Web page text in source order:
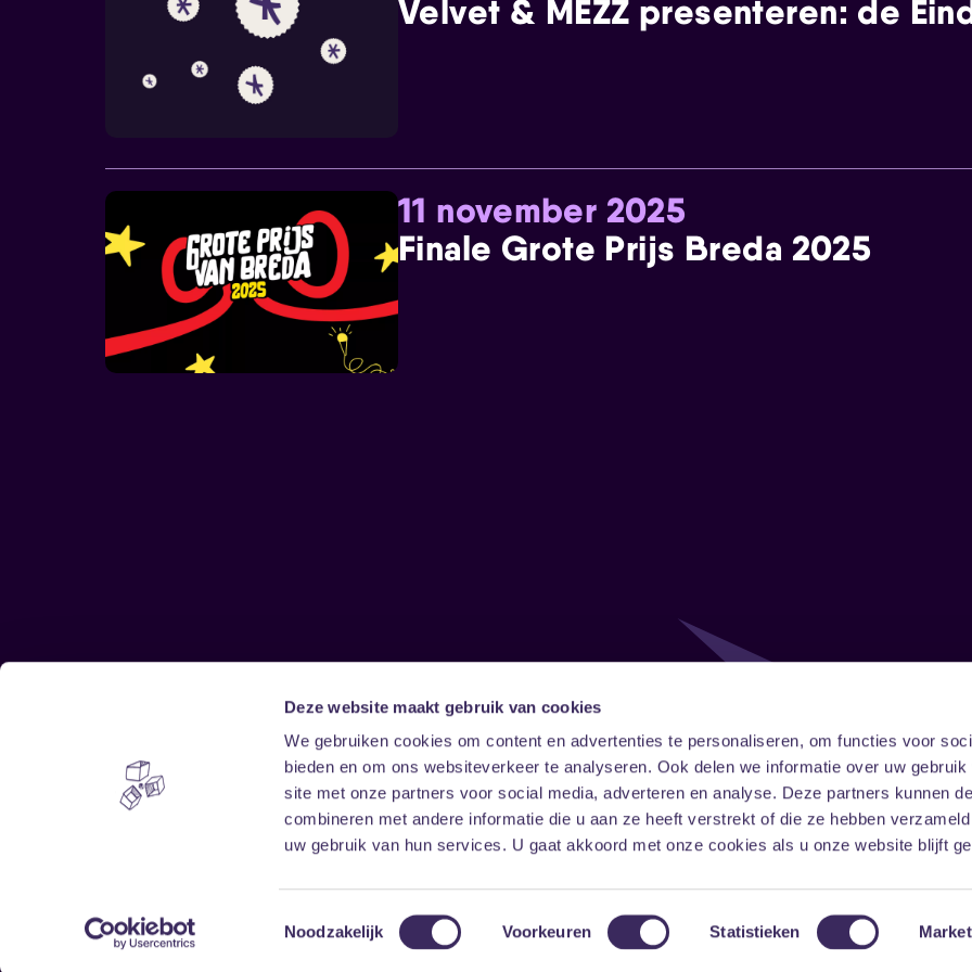
Deze website maakt gebruik van cookies
We gebruiken cookies om content en advertenties te personaliseren, om functies voor
bieden en om ons websiteverkeer te analyseren. Ook delen we informatie over uw gebruik
site met onze partners voor social media, adverteren en analyse. Deze partners kunnen
combineren met andere informatie die u aan ze heeft verstrekt of die ze hebben
uw gebruik van hun services. U gaat akkoord met onze cookies als u onze website blijft
Toestemmingsselectie
Noodzakelijk Voorkeuren Statistieken
Velvet & MEZZ presenteren: de
11 november 2025
Finale Grote Prijs Breda 2025
Home
Vrijwilligers
Disclaimer
Toegankelijkheid
Privacy & cookies
Follow
FacebookInstagramLinkedIn
Onze